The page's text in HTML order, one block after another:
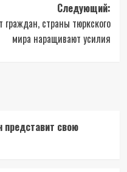
Следующий:
страны тюркского
мира наращивают усилия
представит свою